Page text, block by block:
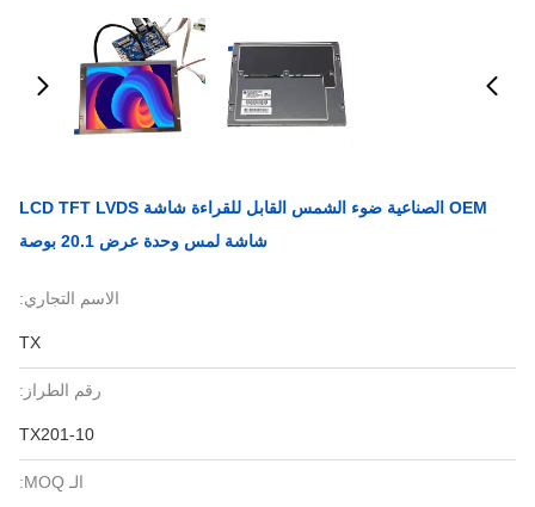
OEM الصناعية ضوء الشمس القابل للقراءة شاشة LCD TFT LVDS
شاشة لمس وحدة عرض 20.1 بوصة
الاسم التجاري:
TX
رقم الطراز:
TX201-10
الـ MOQ: